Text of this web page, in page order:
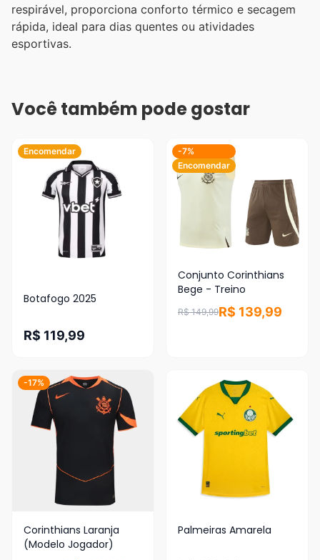
respirável, proporciona conforto térmico e secagem
rápida, ideal para dias quentes ou atividades
esportivas.
Você também pode gostar
Encomendar
Botafogo 2025
R$ 119,99
-7%
Encomendar
Conjunto Corinthians
Bege - Treino
R$ 149,99R$ 139,99
-17%
Corinthians Laranja
(Modelo Jogador)
Palmeiras Amarela